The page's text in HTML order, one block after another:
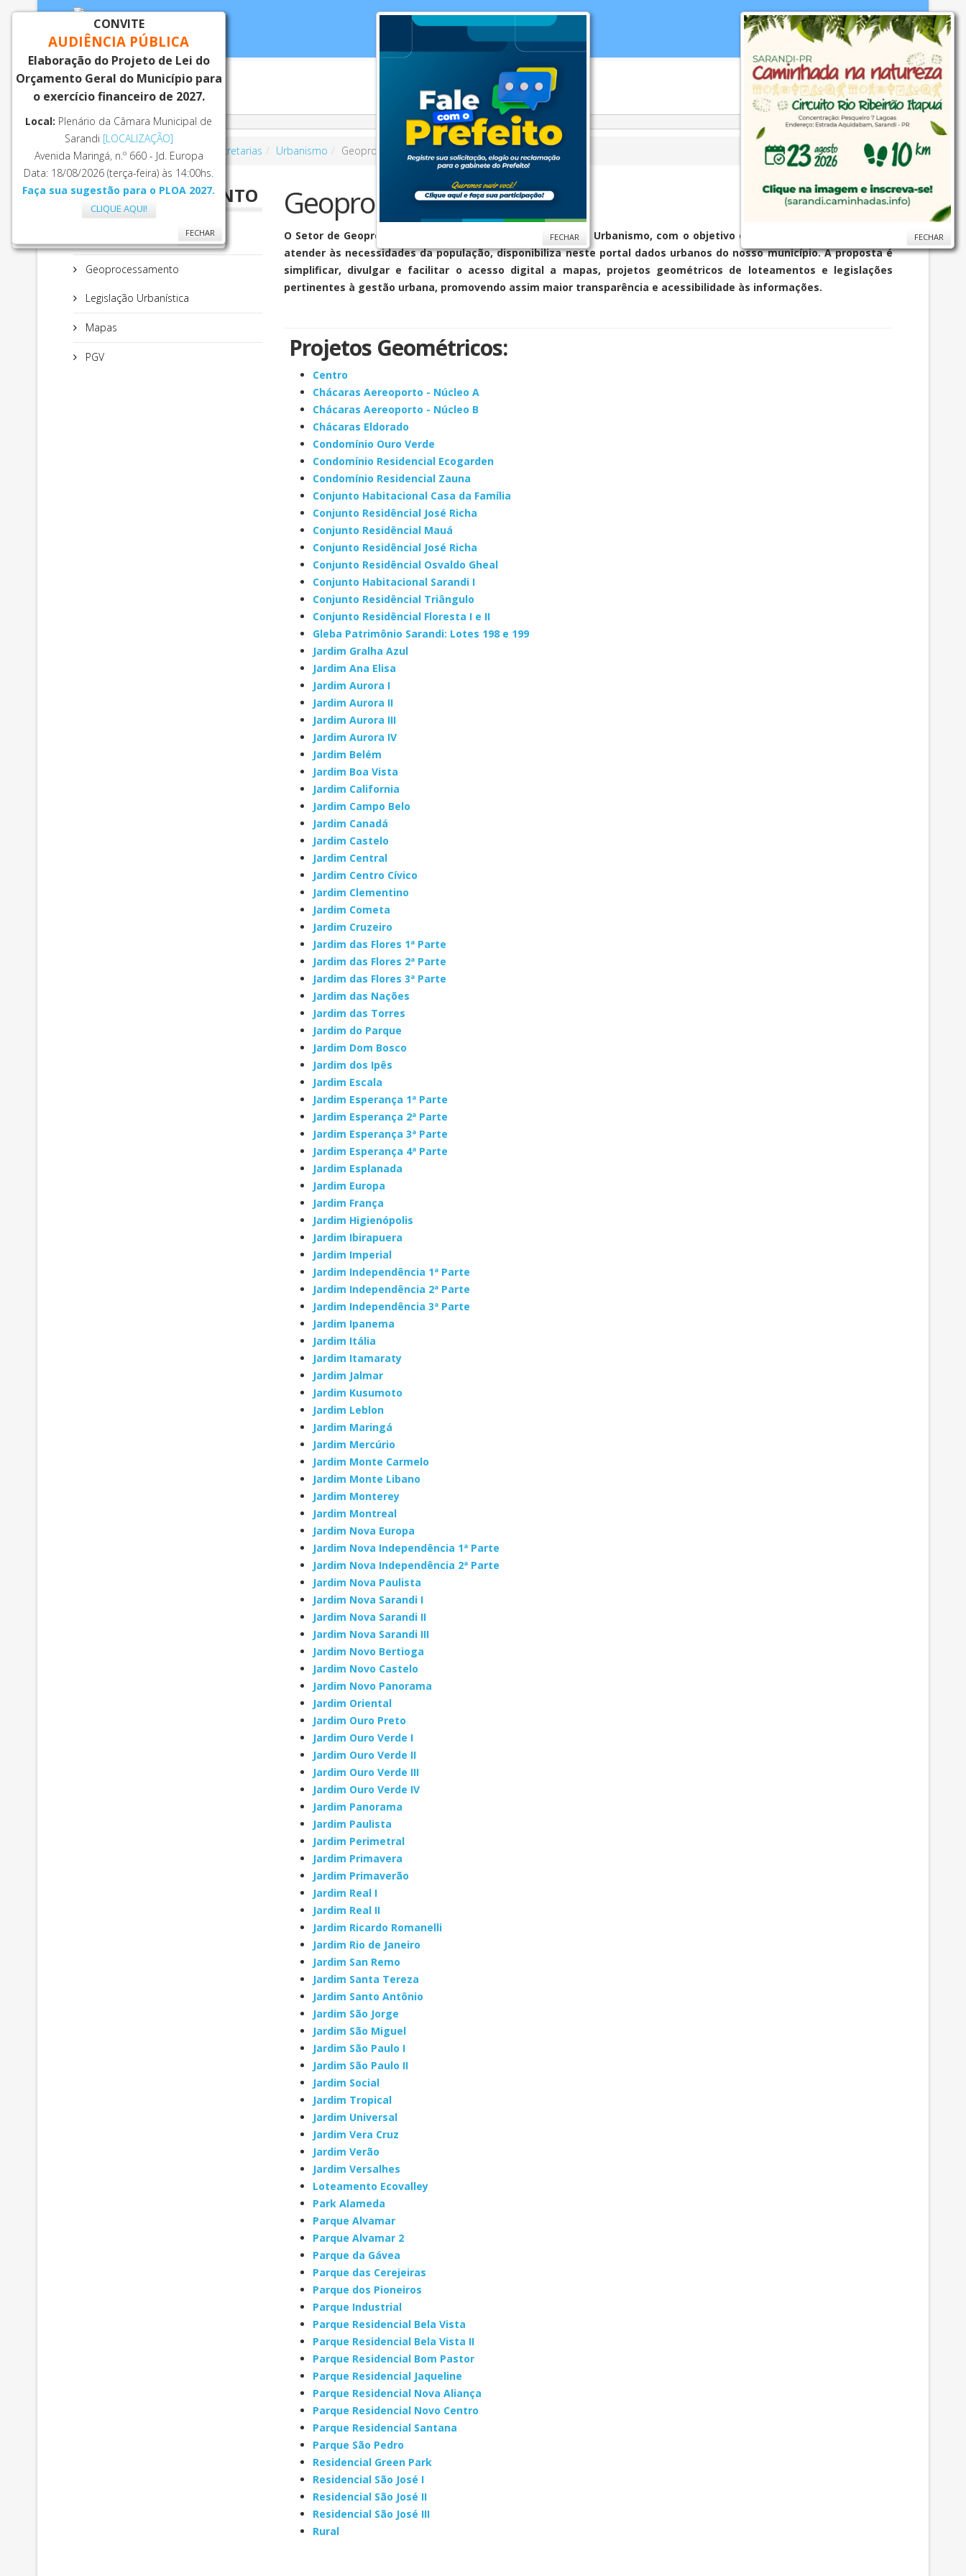
Secretarias Cidade WebMail ... Ajuda
Você está aqui:Página Principal Secretarias Urbanismo Geoprocessamento
GEOPROCESSAMENTO
Geoprocessamento
Legislação Urbanística
Mapas
PGV
Geoprocessamento
O Setor de Geoprocessamento da Secretaria Municipal de Urbanismo, com o objetivo de interagir com o cidadão e
atender às necessidades da população, disponibiliza neste portal dados urbanos do nosso município. A proposta é
simplificar, divulgar e facilitar o acesso digital a mapas, projetos geométricos de loteamentos e legislações
pertinentes à gestão urbana, promovendo assim maior transparência e acessibilidade às informações.
Projetos Geométricos:
Centro
Chácaras Aereoporto - Núcleo A
Chácaras Aereoporto - Núcleo B
Chácaras Eldorado
Condomínio Ouro Verde
Condomínio Residencial Ecogarden
Condomínio Residencial Zauna
Conjunto Habitacional Casa da Família
Conjunto Residêncial José Richa
Conjunto Residêncial Mauá
Conjunto Residêncial José Richa
Conjunto Residêncial Osvaldo Gheal
Conjunto Habitacional Sarandi I
Conjunto Residêncial Triângulo
Conjunto Residêncial Floresta I e II
Gleba Patrimônio Sarandi: Lotes 198 e 199
Jardim Gralha Azul
Jardim Ana Elisa
Jardim Aurora I
Jardim Aurora II
Jardim Aurora III
Jardim Aurora IV
Jardim Belém
Jardim Boa Vista
Jardim California
Jardim Campo Belo
Jardim Canadá
Jardim Castelo
Jardim Central
Jardim Centro Cívico
Jardim Clementino
Jardim Cometa
Jardim Cruzeiro
Jardim das Flores 1ª Parte
Jardim das Flores 2ª Parte
Jardim das Flores 3ª Parte
Jardim das Nações
Jardim das Torres
Jardim do Parque
Jardim Dom Bosco
Jardim dos Ipês
Jardim Escala
Jardim Esperança 1ª Parte
Jardim Esperança 2ª Parte
Jardim Esperança 3ª Parte
Jardim Esperança 4ª Parte
Jardim Esplanada
Jardim Europa
Jardim França
Jardim Higienópolis
Jardim Ibirapuera
Jardim Imperial
Jardim Independência 1ª Parte
Jardim Independência 2ª Parte
Jardim Independência 3ª Parte
Jardim Ipanema
Jardim Itália
Jardim Itamaraty
Jardim Jalmar
Jardim Kusumoto
Jardim Leblon
Jardim Maringá
Jardim Mercúrio
Jardim Monte Carmelo
Jardim Monte Libano
Jardim Monterey
Jardim Montreal
Jardim Nova Europa
Jardim Nova Independência 1ª Parte
Jardim Nova Independência 2ª Parte
Jardim Nova Paulista
Jardim Nova Sarandi I
Jardim Nova Sarandi II
Jardim Nova Sarandi III
Jardim Novo Bertioga
Jardim Novo Castelo
Jardim Novo Panorama
Jardim Oriental
Jardim Ouro Preto
Jardim Ouro Verde I
Jardim Ouro Verde II
Jardim Ouro Verde III
Jardim Ouro Verde IV
Jardim Panorama
Jardim Paulista
Jardim Perimetral
Jardim Primavera
Jardim Primaverão
Jardim Real I
Jardim Real II
Jardim Ricardo Romanelli
Jardim Rio de Janeiro
Jardim San Remo
Jardim Santa Tereza
Jardim Santo Antônio
Jardim São Jorge
Jardim São Miguel
Jardim São Paulo I
Jardim São Paulo II
Jardim Social
Jardim Tropical
Jardim Universal
Jardim Vera Cruz
Jardim Verão
Jardim Versalhes
Loteamento Ecovalley
Park Alameda
Parque Alvamar
Parque Alvamar 2
Parque da Gávea
Parque das Cerejeiras
Parque dos Pioneiros
Parque Industrial
Parque Residencial Bela Vista
Parque Residencial Bela Vista II
Parque Residencial Bom Pastor
Parque Residencial Jaqueline
Parque Residencial Nova Aliança
Parque Residencial Novo Centro
Parque Residencial Santana
Parque São Pedro
Residencial Green Park
Residencial São José I
Residencial São José II
Residencial São José III
Rural
FECHAR
CONVITE
AUDIÊNCIA PÚBLICA
Elaboração do Projeto de Lei do
Orçamento Geral do Município para
o exercício financeiro de 2027.
Local: Plenário da Câmara Municipal de
Sarandi [LOCALIZAÇÃO]
Avenida Maringá, n.º 660 - Jd. Europa
Data: 18/08/2026 (terça-feira) às 14:00hs.
Faça sua sugestão para o PLOA 2027.
CLIQUE AQUI!
FECHAR FECHAR
FECHAR
FECHAR